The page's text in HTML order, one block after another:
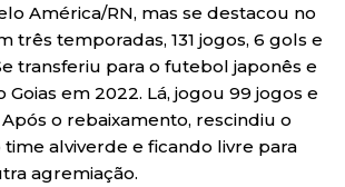
América/RN, mas se destacou no
três temporadas, 131 jogos, 6 gols e
transferiu para o futebol japonês e
em 2022. Lá, jogou 99 jogos e
o rebaixamento, rescindiu o
alviverde e ficando livre para
agremiação.